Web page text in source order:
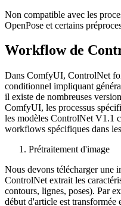
Non compatible avec les
OpenPose et certains
Workflow de
Dans ComfyUI, ControlNet
conditionnel impliquant
il existe de nombreuses
ComfyUI, les processus
les modèles ControlNet V1.1
workflows spécifiques dans
Prétraitement d'image
Nous devons télécharger une
ControlNet extrait les
contours, lignes, poses). Par
début d'article est